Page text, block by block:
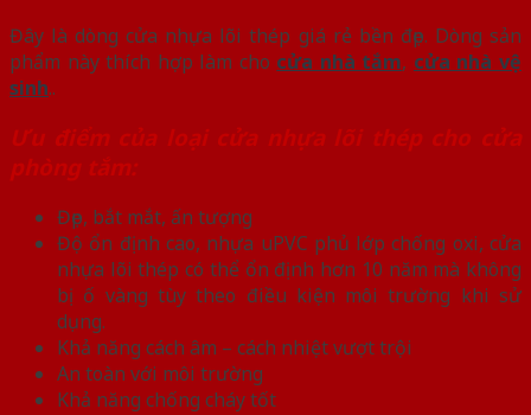
Đây là dòng cửa nhựa lõi thép giá rẻ bền đẹp. Dòng sản
phẩm này thích hợp làm cho cửa nhà tắm, cửa nhà vệ
sinh..
Ưu điểm của loại cửa nhựa lõi thép cho cửa
phòng tắm:
Đẹp, bắt mắt, ấn tượng
Độ ổn định cao, nhựa uPVC phủ lớp chống oxi, cửa
nhựa lõi thép có thể ổn định hơn 10 năm mà không
bị ố vàng tùy theo điều kiện môi trường khi sử
dụng.
Khả năng cách âm – cách nhiệt vượt trội
An toàn với môi trường
Khả năng chống cháy tốt